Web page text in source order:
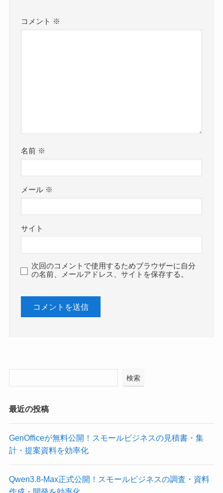
コメント ※
名前 ※
メール ※
サイト
次回のコメントで使用するためブラウザーに自分
の名前、メールアドレス、サイトを保存する。
検索
最近の投稿
GenOfficeが無料公開！スモールビジネスの見積書・集
計・提案資料を効率化
Qwen3.8-Max正式公開！スモールビジネスの調査・資料